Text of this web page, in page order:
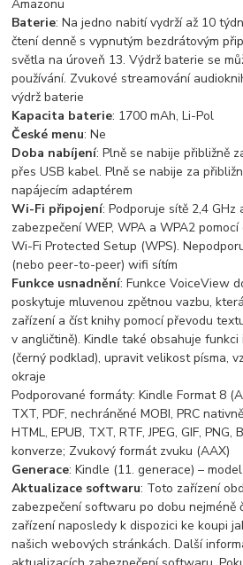
Amazonu
Baterie: Na jedno nabití vydrží až 10
čtení denně s vypnutým bezdrátovým
světla na úroveň 13. Výdrž baterie se
používání. Zvukové streamování
výdrž baterie
Kapacita baterie: 1700 mAh, Li-Pol
České menu: Ne
Doba nabíjení: Plně se nabije přibližně
přes USB kabel. Plně se nabije za
napájecím adaptérem
Wi-Fi připojení: Podporuje sítě 2,4 GHz
zabezpečení WEP, WPA a WPA2
Wi-Fi Protected Setup (WPS).
(nebo peer-to-peer) wifi sítím
Funkce usnadnění: Funkce VoiceView
poskytuje mluvenou zpětnou vazbu,
zařízení a číst knihy pomocí převodu
v angličtině). Kindle také obsahuje
(černý podklad), upravit velikost písma,
okraje
Podporované formáty: Kindle Format 8
TXT, PDF, nechráněné MOBI, PRC
HTML, EPUB, TXT, RTF, JPEG, GIF,
konverze; Zvukový formát zvuku (AAX)
Generace: Kindle (11. generace) –
Aktualizace softwaru: Toto zařízení
zabezpečení softwaru po dobu nejméně
zařízení naposledy k dispozici ke koupi
našich webových stránkách. Další